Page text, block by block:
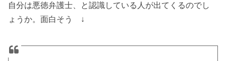
自分は悪徳弁護士、と認識している人が出てくるのでし
ょうか。面白そう ↓